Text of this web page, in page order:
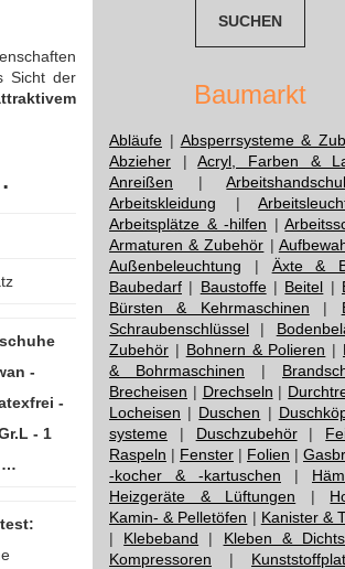
Sicht der
-
-
- 1
…
Baumarkt
Abläufe | Absperrsysteme &
Abzieher |Acryl, Farben &
Anreißen |
Arbeitskleidung |
Arbeitsplätze & -hilfen |
Armaturen & Zubehör |
Außenbeleuchtung | Äxte &
Baubedarf | Baustoffe| Beitel |
Bürsten & Kehrmaschinen |
Schraubenschlüssel |
Zubehör | Bohnern & Polieren |
& Bohrmaschinen |
Brecheisen | Drechseln |
Locheisen | Duschen |
systeme | Duschzubehör|
Raspeln | Fenster | Folien |
-kocher & -kartuschen |
Heizgeräte & Lüftungen |
Kamin- & Pelletöfen | Kanister &
| Klebeband | Kleben &
Kompressoren |